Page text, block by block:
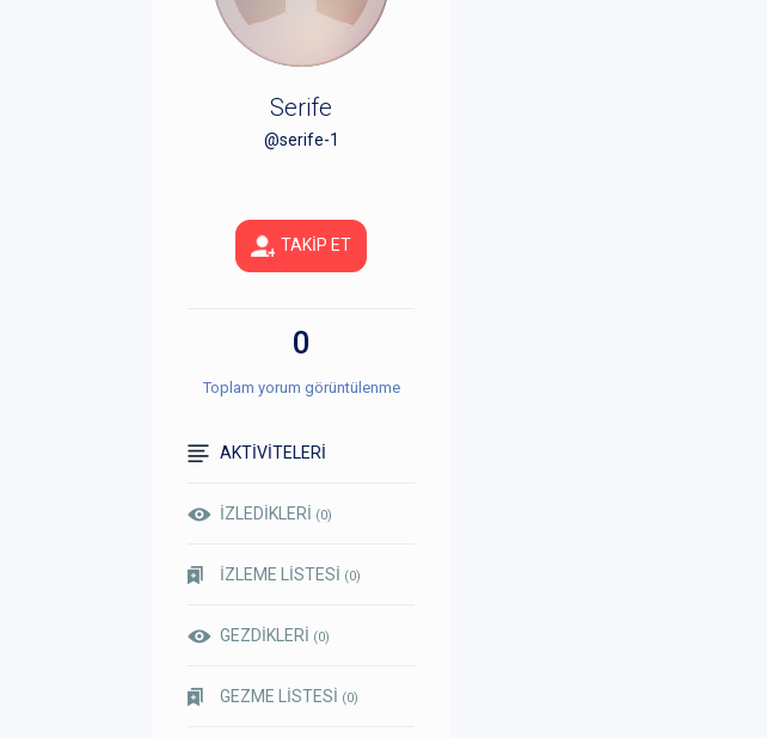
Serife
@serife-1
TAKİP ET
0
Toplam yorum görüntülenme
AKTİVİTELERİ
İZLEDİKLERİ (0)
İZLEME LİSTESİ (0)
GEZDİKLERİ (0)
GEZME LİSTESİ (0)